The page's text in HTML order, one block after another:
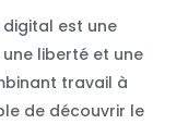
est une
liberté et une
travail à
de découvrir le